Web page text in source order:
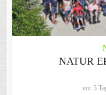
NATUR
vor 5